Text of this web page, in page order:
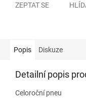
ZEPTAT SE
Popis Diskuze
Detailní popis
Celoroční pneu